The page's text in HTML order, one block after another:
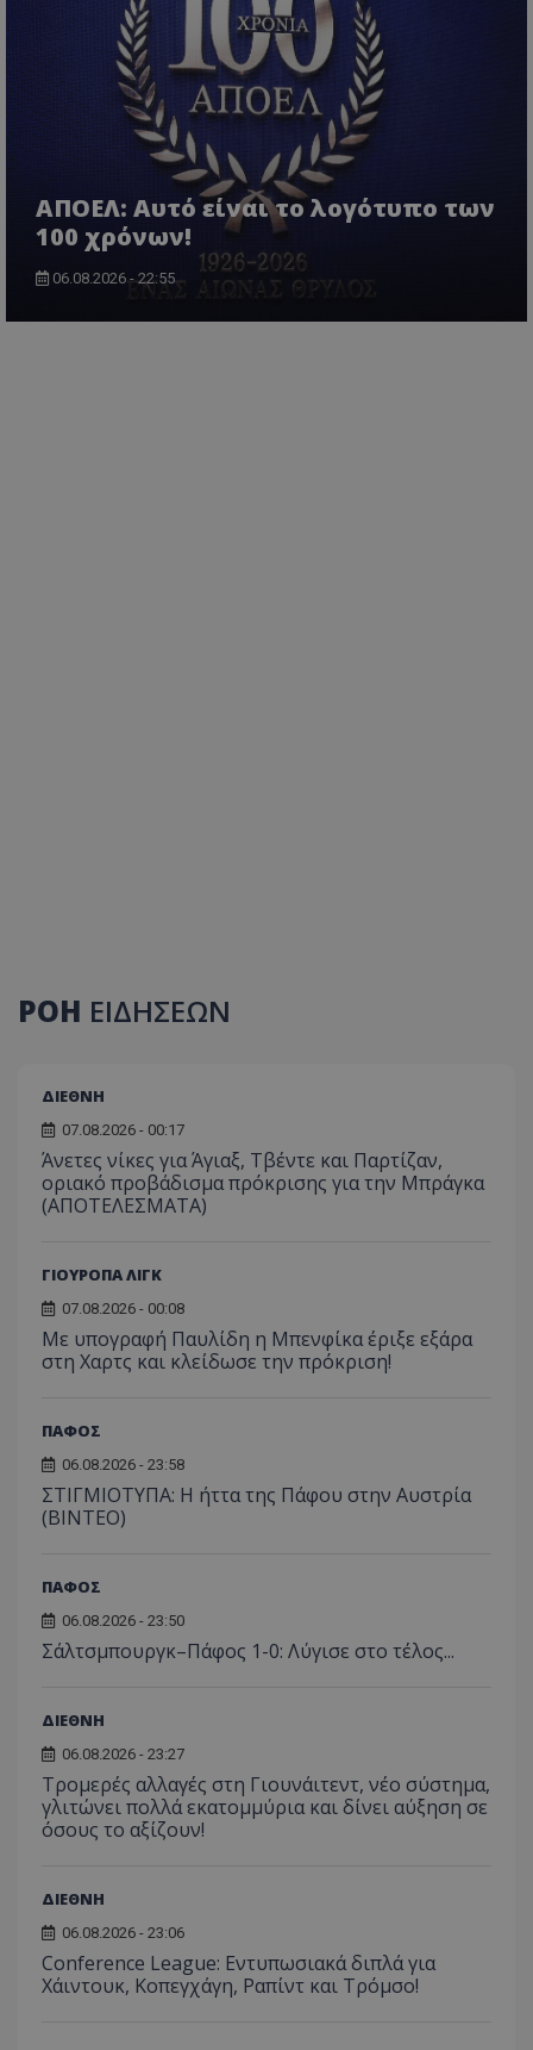
ΑΠΟΕΛ: Αυτό είναι το λογότυπο των
100 χρόνων!
06.08.2026 - 22:55
ΡΟΗ ΕΙΔΗΣΕΩΝ
ΔΙΕΘΝΗ
07.08.2026 - 00:17
Άνετες νίκες για Άγιαξ, Τβέντε και Παρτίζαν,
οριακό προβάδισμα πρόκρισης για την Μπράγκα
(ΑΠΟΤΕΛΕΣΜΑΤΑ)
ΓΙΟΥΡΟΠΑ ΛΙΓΚ
07.08.2026 - 00:08
Με υπογραφή Παυλίδη η Μπενφίκα έριξε εξάρα
στη Χαρτς και κλείδωσε την πρόκριση!
ΠΑΦΟΣ
06.08.2026 - 23:58
ΣΤΙΓΜΙΟΤΥΠΑ: Η ήττα της Πάφου στην Αυστρία
(ΒΙΝΤΕΟ)
ΠΑΦΟΣ
06.08.2026 - 23:50
Σάλτσμπουργκ–Πάφος 1-0: Λύγισε στο τέλος...
ΔΙΕΘΝΗ
06.08.2026 - 23:27
Τρομερές αλλαγές στη Γιουνάιτεντ, νέο σύστημα,
γλιτώνει πολλά εκατομμύρια και δίνει αύξηση σε
όσους το αξίζουν!
ΔΙΕΘΝΗ
06.08.2026 - 23:06
Conference League: Εντυπωσιακά διπλά για
Χάιντουκ, Κοπεγχάγη, Ραπίντ και Τρόμσο!